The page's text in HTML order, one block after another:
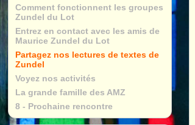
Comment fonctionnent les groupes
Zundel du Lot
Entrez en contact avec les amis de
Maurice Zundel du Lot
Partagez nos lectures de textes de
Zundel
Voyez nos activités
La grande famille des AMZ
8 - Prochaine rencontre